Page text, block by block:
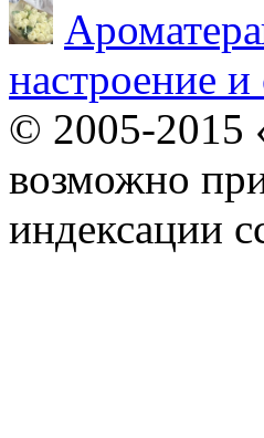
настроение
© 2005-2015
возможно
индексации